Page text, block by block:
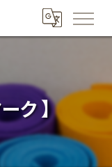
ク 】